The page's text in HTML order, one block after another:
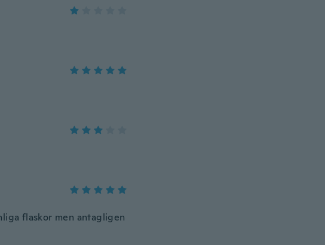
flaskor men antagligen